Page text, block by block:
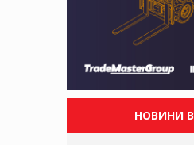
НОВИНИ